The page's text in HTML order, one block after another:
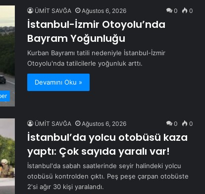
ÜMİT SAVĞA Ağustos 6, 2026 0 0
İstanbul-İzmir Otoyolu’nda
Bayram Yoğunluğu
Kurban Bayramı tatili nedeniyle İstanbul-İzmir
Otoyolu'nda tatilcilerle yoğunluk arttı.
Devamını Oku »
ÜMİT SAVĞA Ağustos 6, 2026 0 0
İstanbul’da yolcu otobüsü kaza
yaptı: Çok sayıda yaralı var!
İstanbul'da sabah saatlerinde seyir halindeki yolcu
otobüsü kontrolden çıktı. Peş peşe çarpan otobüste
2'si ağır 30 kişi yaralandı.